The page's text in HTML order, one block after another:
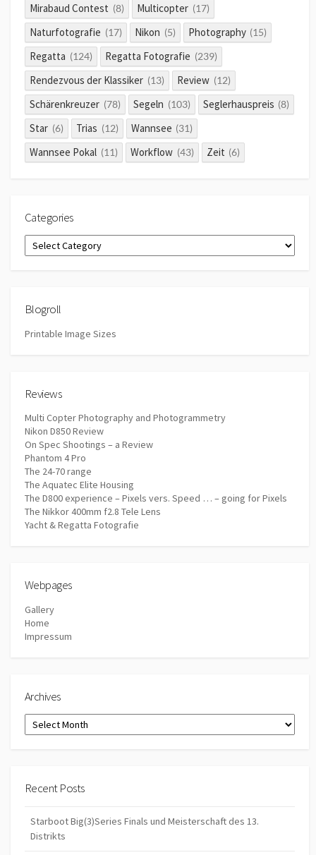
Mirabaud Contest (8) Multicopter (17)
Naturfotografie (17) Nikon (5) Photography (15)
Regatta (124) Regatta Fotografie (239)
Rendezvous der Klassiker (13) Review (12)
Schärenkreuzer (78) Segeln (103) Seglerhauspreis (8)
Star (6) Trias (12) Wannsee (31)
Wannsee Pokal (11) Workflow (43) Zeit (6)
Categories
Categories
Blogroll
Printable Image Sizes
Reviews
Multi Copter Photography and Photogrammetry
Nikon D850 Review
On Spec Shootings – a Review
Phantom 4 Pro
The 24-70 range
The Aquatec Elite Housing
The D800 experience – Pixels vers. Speed … – going for Pixels
The Nikkor 400mm f2.8 Tele Lens
Yacht & Regatta Fotografie
Webpages
Gallery
Home
Impressum
Archives
Archives
Recent Posts
Starboot Big(3)Series Finals und Meisterschaft des 13.
Distrikts